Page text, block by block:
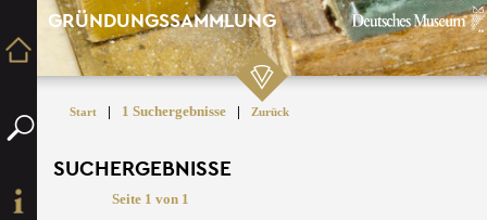
GRÜNDUNGSSAMMLUNG
Start | 1 Suchergebnisse | Zurück
SUCHERGEBNISSE
Seite 1 von 1